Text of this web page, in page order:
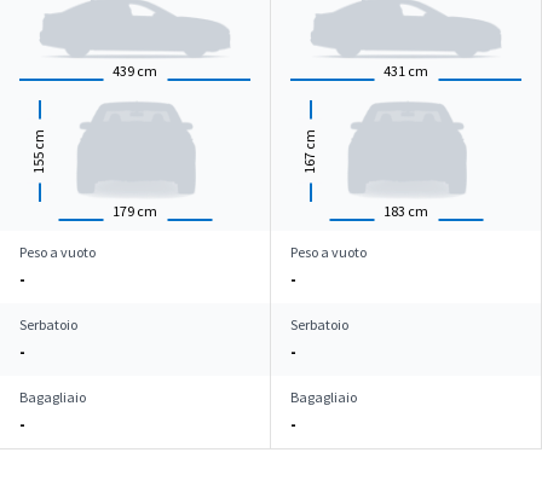
439 cm
179 cm
155
cm
431 cm
183 cm
167
cm
Peso a vuoto
-
Peso a vuoto
-
Serbatoio
-
Serbatoio
-
Bagagliaio
-
Bagagliaio
-